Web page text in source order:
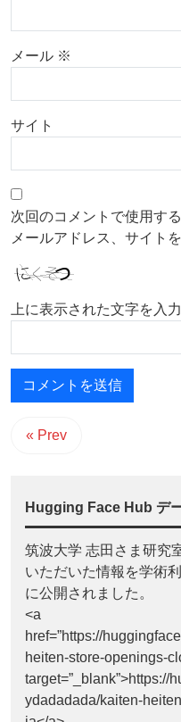
メール ※
サイト
次回のコメントで使用す
メールアドレス、サイト
上に表示された文字を入
« Prev
Hugging Face Hub デ
筑波大学 志田さま研究
いただいた情報を学術
に公開されました。
<a
href=”https://
heiten-store-openings-
target=”_blank”>https://
ydadadada/kaiten-